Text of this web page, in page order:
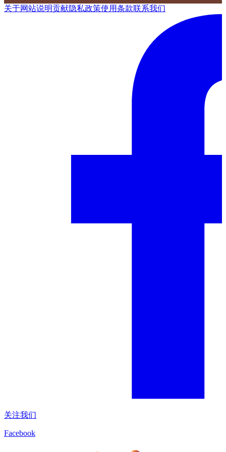
关于网站说明贡献隐私政策使用条款联系我们
关注我们
Facebook